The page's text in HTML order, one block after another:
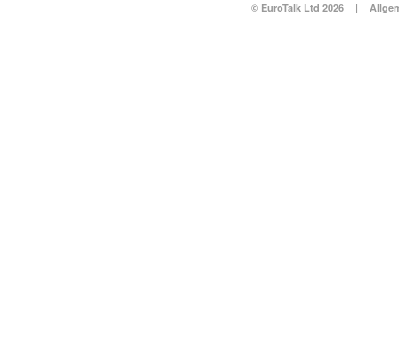
© EuroTalk Ltd 2026 |